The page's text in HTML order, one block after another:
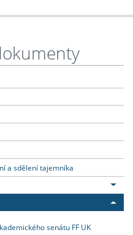
a sdělení tajemníka
senátu FF UK